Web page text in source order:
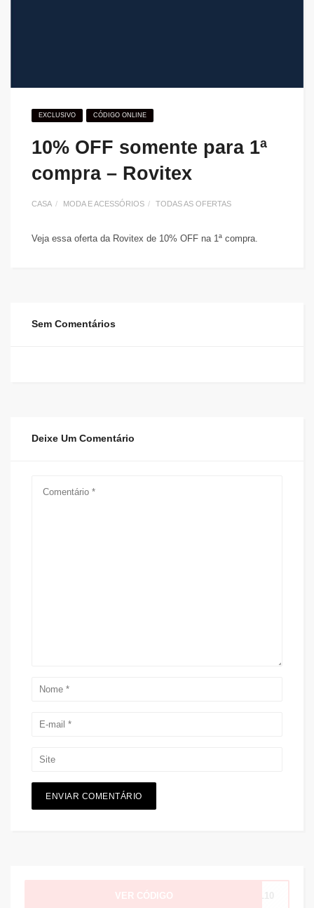
EXCLUSIVO CÓDIGO ONLINE
10% OFF somente para 1ª
compra – Rovitex
CASA MODA E ACESSÓRIOS TODAS AS OFERTAS
Veja essa oferta da Rovitex de 10% OFF na 1ª compra.
Sem Comentários
Deixe Um Comentário
VER CÓDIGO